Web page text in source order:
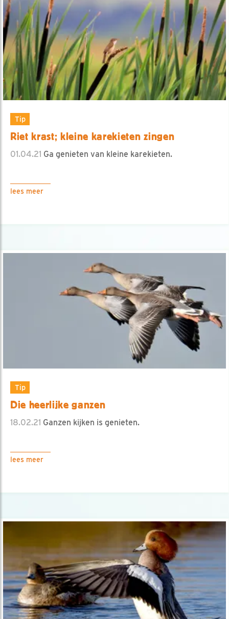
Tip
Riet krast; kleine karekieten zingen
01.04.21 Ga genieten van kleine karekieten.
lees meer
Tip
Die heerlijke ganzen
18.02.21 Ganzen kijken is genieten.
lees meer